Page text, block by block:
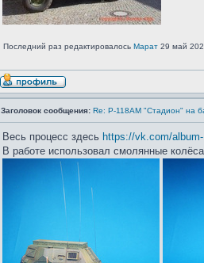
Последний раз редактировалось Марат 29 май
Заголовок сообщения: Re: Р-118АМ "Стадион" на
Весь процесс здесь https://vk.com/
В работе использовал смолянные